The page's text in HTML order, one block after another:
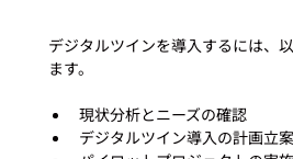
デジタルツインを導入するには、
現状分析とニーズの確認
デジタルツイン導入の計画立案